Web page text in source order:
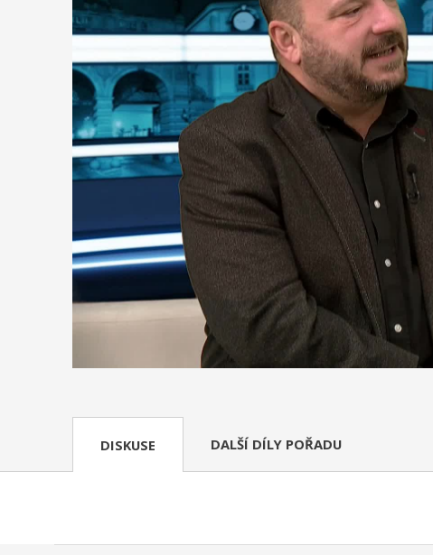
DISKUSE DALŠÍ DÍLY POŘADU